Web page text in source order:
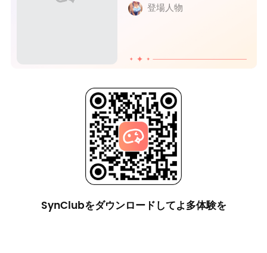
登場人物
SynClubをダウンロードしてよ多体験を